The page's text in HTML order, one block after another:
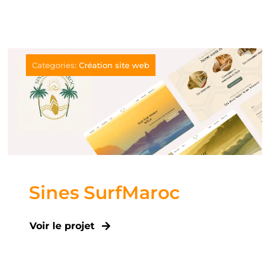
Categories:Création site web
Sines SurfMaroc
Voir le projet